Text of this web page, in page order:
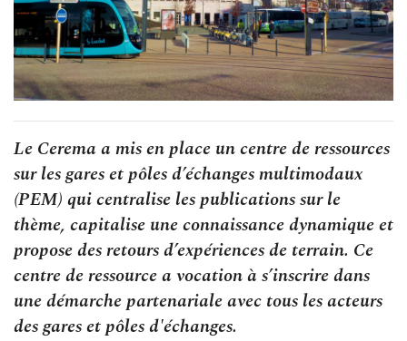
Le Cerema a mis en place un centre de ressources
sur les gares et pôles d’échanges multimodaux
(PEM) qui centralise les publications sur le
thème, capitalise une connaissance dynamique et
propose des retours d’expériences de terrain. Ce
centre de ressource a vocation à s’inscrire dans
une démarche partenariale avec tous les acteurs
des gares et pôles d'échanges.